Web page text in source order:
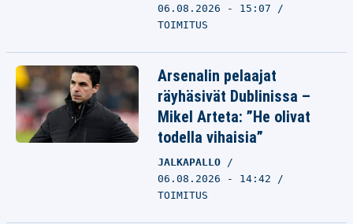
06.08.2026 - 15:07
TOIMITUS
Arsenalin pelaajat
räyhäsivät Dublinissa –
Mikel Arteta: ”He olivat
todella vihaisia”
JALKAPALLO
06.08.2026 - 14:42
TOIMITUS